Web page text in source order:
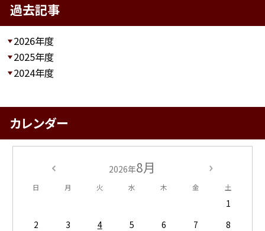
過去記事
2026年度
2025年度
2024年度
カレンダー
2026年8月
日 月 火 水 木 金 土
1
2
3 4 5 6 7
8